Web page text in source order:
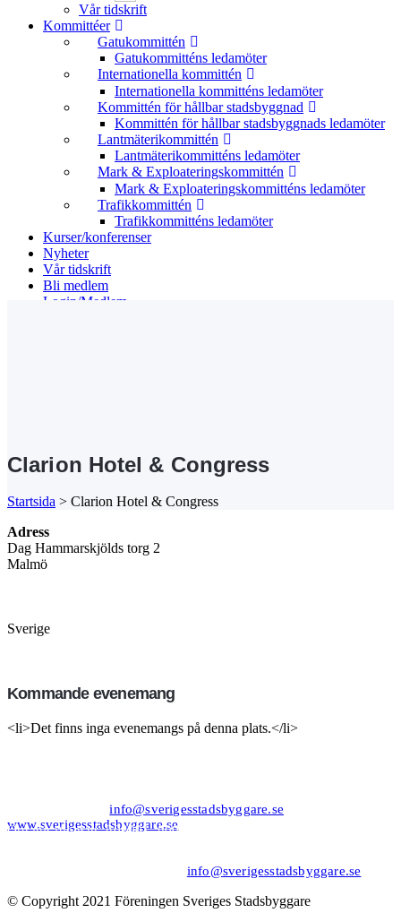
Vår tidskrift
Kommittéer
Gatukommittén
Gatukommitténs ledamöter
Internationella kommittén
Internationella kommitténs ledamöter
Kommittén för hållbar stadsbyggnad
Kommittén för hållbar stadsbyggnads ledamöter
Lantmäterikommittén
Lantmäterikommitténs ledamöter
Mark & Exploateringskommittén
Mark & Exploateringskommitténs ledamöter
Trafikkommittén
Trafikkommitténs ledamöter
Kurser/konferenser
Nyheter
Vår tidskrift
Bli medlem
Login/Medlem
Clarion Hotel & Congress
Startsida > Clarion Hotel & Congress
Adress
Dag Hammarskjölds torg 2
Malmö
Sverige
Kommande evenemang
<li>Det finns inga evenemangs på denna plats.</li>
Tel: 08−20 19 85info@sverigesstadsbyggare.se
www.sverigesstadsbyggare.se
Organisationsnr: 802001−8001 Momsregistreringsnr (VAT)
9500 0099 6034 0001 1726 BIC/SWIFT: NDEASESS
info@sverigesstadsbyggare.se
© Copyright 2021 Föreningen Sveriges Stadsbyggare